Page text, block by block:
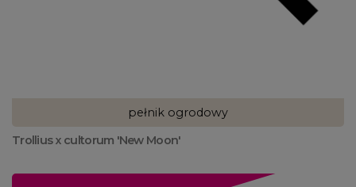
pełnik ogrodowy
Trollius x cultorum 'New Moon'